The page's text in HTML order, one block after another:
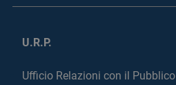
U.R.P.
Ufficio Relazioni con il Pubblico